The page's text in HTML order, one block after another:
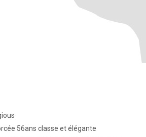
56ans classe et élégante